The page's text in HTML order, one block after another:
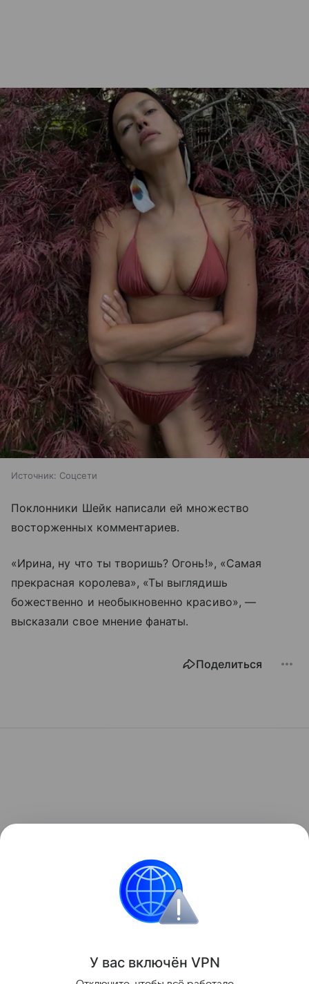
Источник: Соцсети
Поклонники Шейк написали ей множество
восторженных комментариев.
«Ирина, ну что ты творишь? Огонь!», «Самая
прекрасная королева», «Ты выглядишь
божественно и необыкновенно красиво», —
высказали свое мнение фанаты.
Поделиться
У вас включён VPN